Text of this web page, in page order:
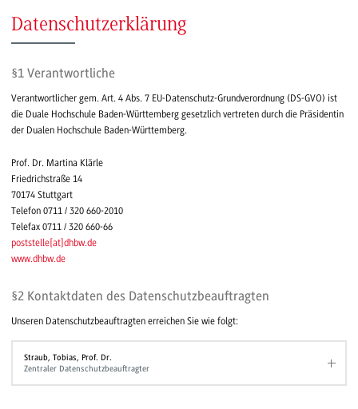
Datenschutzerklärung
§1 Verantwortliche
Verantwortlicher gem. Art. 4 Abs. 7 EU-Datenschutz-Grundverordnung (DS-GVO) ist
die Duale Hochschule Baden-Württemberg gesetzlich vertreten durch die Präsidentin
der Dualen Hochschule Baden-Württemberg.
Prof. Dr. Martina Klärle
Friedrichstraße 14
70174 Stuttgart
Telefon 0711 / 320 660-2010
Telefax 0711 / 320 660-66
poststelle[at]dhbw.de
www.dhbw.de
§2 Kontaktdaten des Datenschutzbeauftragten
Unseren Datenschutzbeauftragten erreichen Sie wie folgt:
Straub, Tobias, Prof. Dr.
Zentraler Datenschutzbeauftragter